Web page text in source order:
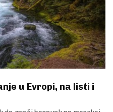
u Evropi, na listi i